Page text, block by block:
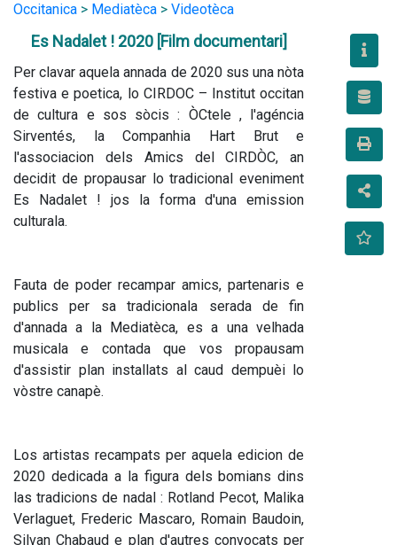
Occitanica > Mediatèca > Videotèca
Es Nadalet ! 2020 [Film documentari]
Per clavar aquela annada de 2020 sus una nòta
festiva e poetica, lo CIRDOC – Institut occitan
de cultura e sos sòcis : ÒCtele , l'agéncia
Sirventés, la Companhia Hart Brut e
l'associacion dels Amics del CIRDÒC, an
decidit de propausar lo tradicional eveniment
Es Nadalet ! jos la forma d'una emission
culturala.
Fauta de poder recampar amics, partenaris e
publics per sa tradicionala serada de fin
d'annada a la Mediatèca, es a una velhada
musicala e contada que vos propausam
d'assistir plan installats al caud dempuèi lo
vòstre canapè.
Los artistas recampats per aquela edicion de
2020 dedicada a la figura dels bomians dins
las tradicions de nadal : Rotland Pecot, Malika
Verlaguet, Frederic Mascaro, Romain Baudoin,
Silvan Chabaud e plan d'autres convocats per